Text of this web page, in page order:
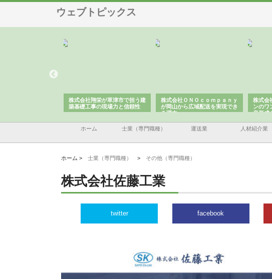
ウェブトピックス
株式会社ＯＮＯｃｏｍｐａｎｙ
が岡山から広域配送を実現でき
る理由
株式会社アセットイノベーショ
ンのワンルーム投資で始める資
産形成と老後準備
庭楽株
と名古
間
ホーム 士業（専門職種） 運送業 人材紹介業
ホーム > 士業（専門職種） > その他（専門職種）
株式会社佐藤工業
twitter facebook